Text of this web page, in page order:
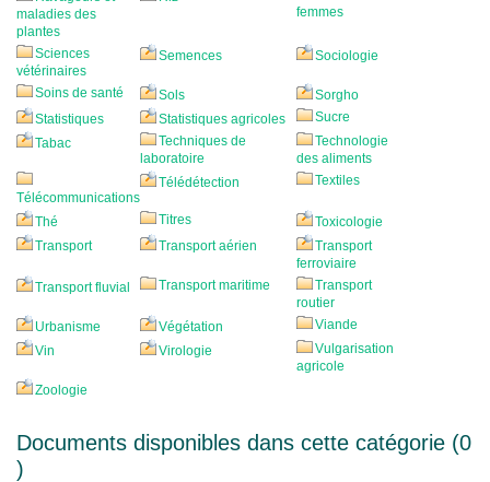
maladies des
plantes
femmes
Sciences
vétérinaires
Semences Sociologie
Soins de santé Sols
Sorgho
Statistiques
Statistiques agricoles
Sucre
Tabac
Techniques de
laboratoire
Technologie
des aliments
Télécommunications
Télédétection Textiles
Thé Titres
Toxicologie
Transport
Transport aérien
Transport
ferroviaire
Transport fluvial
Transport maritime
Transport
routier
Urbanisme
Végétation
Viande
Vin
Virologie
Vulgarisation
agricole
Zoologie
Documents disponibles dans cette catégorie (0
)